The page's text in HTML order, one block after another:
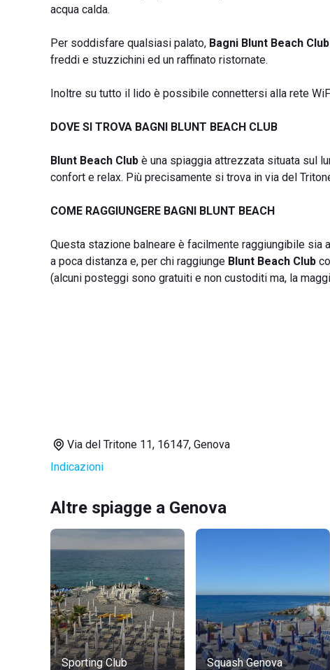
acqua calda.
Per soddisfare qualsiasi palato, Bagni Blunt Beach Club
freddi e stuzzichini ed un raffinato ristornate.
Inoltre su tutto il lido è possibile connettersi alla rete
DOVE SI TROVA BAGNI BLUNT BEACH CLUB
Blunt Beach Club è una spiaggia attrezzata situata sul
confort e relax. Più precisamente si trova in via del
COME RAGGIUNGERE BAGNI BLUNT BEACH
Questa stazione balneare è facilmente raggiungibile
a poca distanza e, per chi raggiunge Blunt Beach Club
(alcuni posteggi sono gratuiti e non custoditi ma, la
Via del Tritone 11, 16147, Genova
Indicazioni
Altre spiagge a Genova
Sporting Club Squash Genova